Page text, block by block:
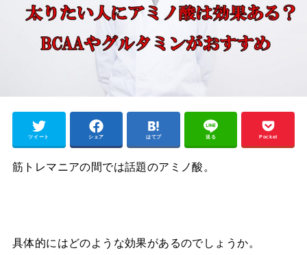
ツイート シェア はてブ 送る Pocket
筋トレマニアの間では話題のアミノ酸。
具体的にはどのような効果があるのでしょうか。